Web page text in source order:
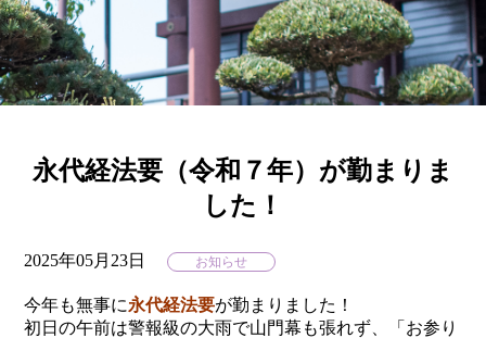
永代経法要（令和７年）が勤まりま
した！
お知らせ
2025年05月23日
今年も無事に永代経法要が勤まりました！
初日の午前は警報級の大雨で山門幕も張れず、「お参り